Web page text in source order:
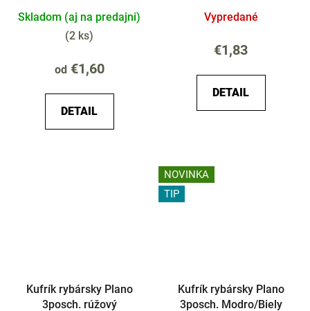
Skladom (aj na predajni)
(2 ks)
od€1,60
DETAIL
Vypredané
€1,83
DETAIL
Kufrík rybársky Plano
3posch. rúžový
NOVINKA
TIP
Kufrík rybársky Plano
3posch. Modro/Biely